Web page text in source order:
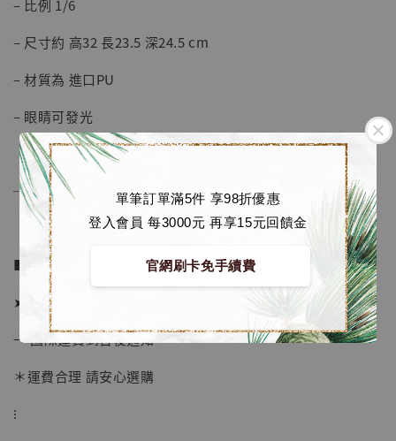
單筆訂單滿5件 享98折優惠
登入會員 每3000元 再享15元回饋金
官網刷卡免手續費
– 比例 1/6
– 尺寸約 高32 長23.5 深24.5 cm
– 材質為 進口PU
– 眼睛可發光
──────────────
■ 販售資訊：
➤ 價格 5880元 (訂金2680)
→ 國際運費到台後通知
＊運費合理 請安心選購
⁝